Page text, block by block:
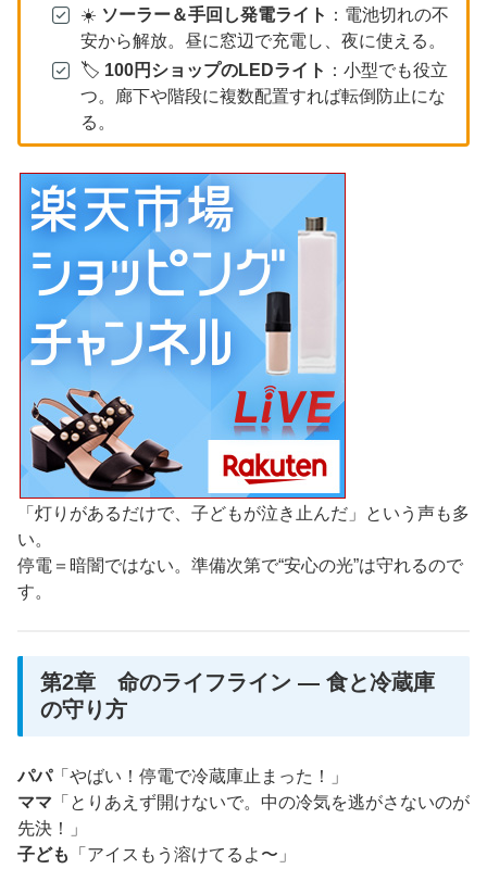
☀️ ソーラー＆手回し発電ライト ：電池切れの不
安から解放。昼に窓辺で充電し、夜に使える。
🏷️ 100円ショップのLEDライト ：小型でも役立
つ。廊下や階段に複数配置すれば転倒防止にな
る。
「灯りがあるだけで、子どもが泣き止んだ」という声も多
い。
停電＝暗闇ではない。準備次第で“安心の光”は守れるので
す。
第2章 命のライフライン ― 食と冷蔵庫
の守り方
パパ「やばい！停電で冷蔵庫止まった！」
ママ 「とりあえず開けないで。中の冷気を逃がさないのが
先決！」
子ども
「アイスもう溶けてるよ〜」